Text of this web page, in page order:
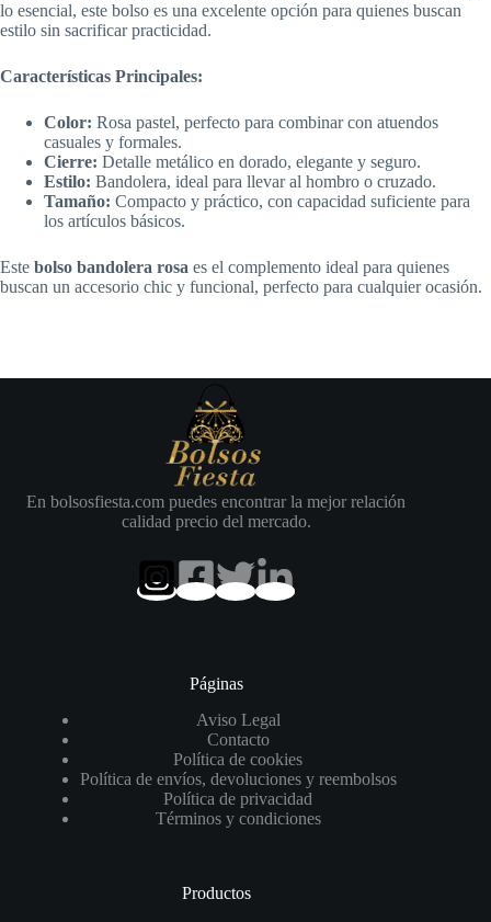
lo esencial, este bolso es una excelente opción para quienes buscan
estilo sin sacrificar practicidad.
Características Principales:
Color: Rosa pastel, perfecto para combinar con atuendos
casuales y formales.
Cierre: Detalle metálico en dorado, elegante y seguro.
Estilo: Bandolera, ideal para llevar al hombro o cruzado.
Tamaño: Compacto y práctico, con capacidad suficiente para
los artículos básicos.
Este bolso bandolera rosa es el complemento ideal para quienes
buscan un accesorio chic y funcional, perfecto para cualquier ocasión.
En bolsosfiesta.com puedes encontrar la mejor relación
calidad precio del mercado.
Páginas
Aviso Legal
Contacto
Política de cookies
Política de envíos, devoluciones y reembolsos
Política de privacidad
Términos y condiciones
Productos